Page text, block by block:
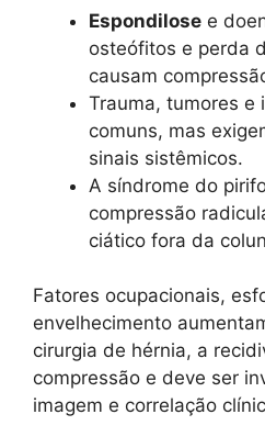
Espondilose e
osteófitos e perda
causam
Trauma, tumores e
comuns, mas
sinais sistêmicos.
A síndrome do
compressão
ciático fora da
Fatores ocupacionais,
envelhecimento
cirurgia de hérnia, a
compressão e deve ser
imagem e correlação